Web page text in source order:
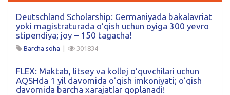
Deutschland Scholarship: Germaniyada bakalavriat
yoki magistraturada oʻqish uchun oyiga 300 yevro
stipendiya; joy – 150 tagacha!
Barcha soha | 301834
FLEX: Maktab, litsey va kollej oʻquvchilari uchun
AQSHda 1 yil davomida oʻqish imkoniyati; oʻqish
davomida barcha xarajatlar qoplanadi!